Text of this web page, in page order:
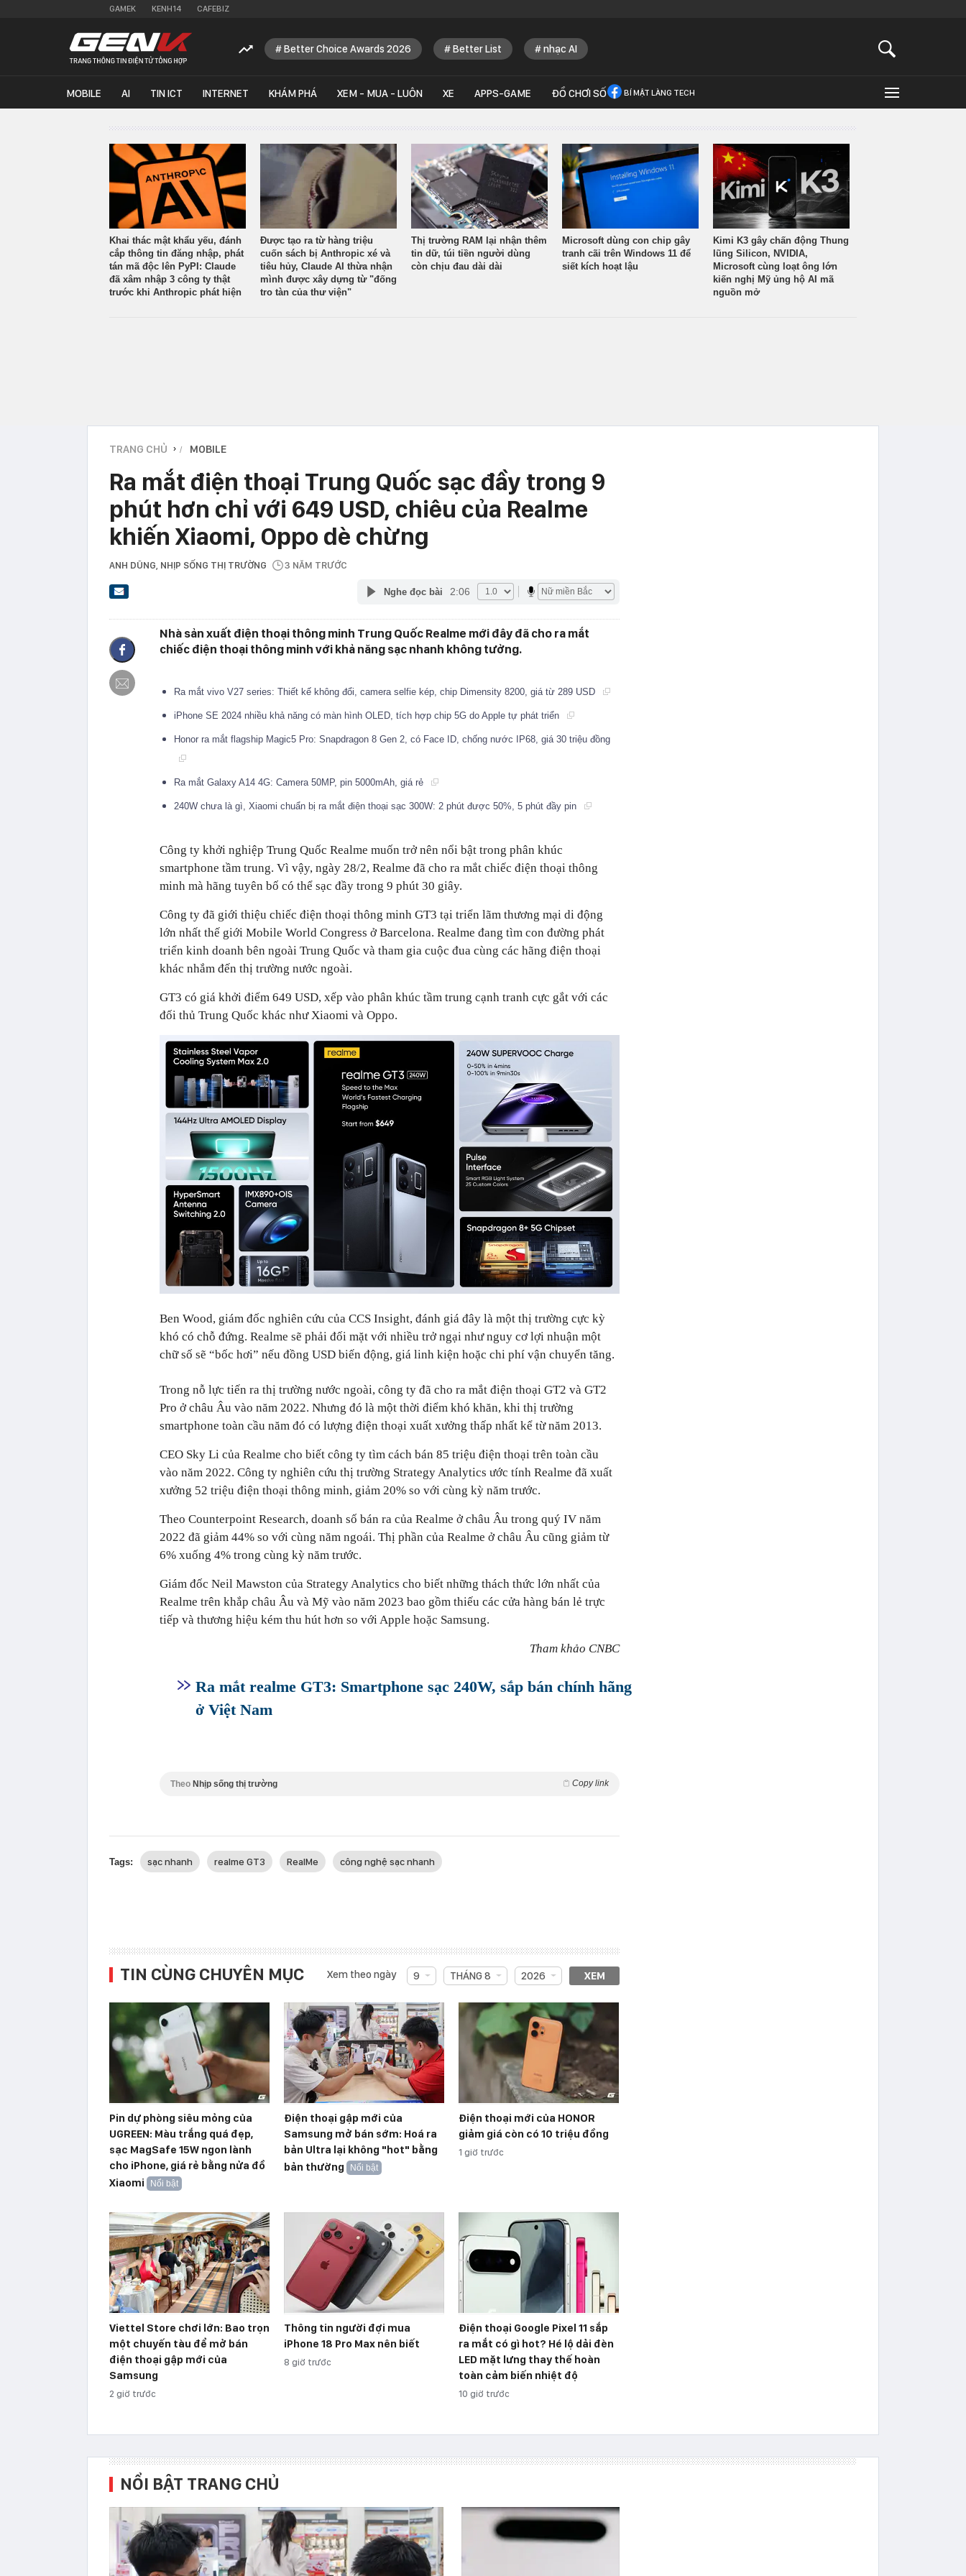
GAMEK KENH14 CAFEBIZ
Better Choice Awards 2026 Better List nhạc AI
MOBILE AI TIN ICT INTERNET KHÁM PHÁ XEM - MUA - LUÔN XE APPS-GAME ĐỒ CHƠI SỐ BÍ MẬT LÀNG TECH
Khai thác mật khẩu yếu, đánh
cắp thông tin đăng nhập, phát
tán mã độc lên PyPI: Claude
đã xâm nhập 3 công ty thật
trước khi Anthropic phát hiện
Được tạo ra từ hàng triệu
cuốn sách bị Anthropic xé và
tiêu hủy, Claude AI thừa nhận
mình được xây dựng từ "đống
tro tàn của thư viện"
Thị trường RAM lại nhận thêm
tin dữ, túi tiền người dùng
còn chịu đau dài dài
Microsoft dùng con chip gây
tranh cãi trên Windows 11 để
siết kích hoạt lậu
Kimi K3 gây chấn động Thung
lũng Silicon, NVIDIA,
Microsoft cùng loạt ông lớn
kiến nghị Mỹ ủng hộ AI mã
nguồn mở
TRANG CHỦ › MOBILE
Ra mắt điện thoại Trung Quốc sạc đầy trong 9
phút hơn chỉ với 649 USD, chiêu của Realme
khiến Xiaomi, Oppo dè chừng
ANH DŨNG , NHỊP SỐNG THỊ TRƯỜNG 3 NĂM TRƯỚC
Nghe đọc bài 2:06
Nhà sản xuất điện thoại thông minh Trung Quốc Realme mới đây đã cho ra mắt
chiếc điện thoại thông minh với khả năng sạc nhanh không tưởng.
Ra mắt vivo V27 series: Thiết kế không đổi, camera selfie kép, chip Dimensity 8200, giá từ 289 USD
iPhone SE 2024 nhiều khả năng có màn hình OLED, tích hợp chip 5G do Apple tự phát triển
Honor ra mắt flagship Magic5 Pro: Snapdragon 8 Gen 2, có Face ID, chống nước IP68, giá 30 triệu đồng
Ra mắt Galaxy A14 4G: Camera 50MP, pin 5000mAh, giá rẻ
240W chưa là gì, Xiaomi chuẩn bị ra mắt điện thoại sạc 300W: 2 phút được 50%, 5 phút đầy pin
Công ty khởi nghiệp Trung Quốc Realme muốn trở nên nổi bật trong phân khúc
smartphone tầm trung. Vì vậy, ngày 28/2, Realme đã cho ra mắt chiếc điện thoại thông
minh mà hãng tuyên bố có thể sạc đầy trong 9 phút 30 giây.
Công ty đã giới thiệu chiếc điện thoại thông minh GT3 tại triển lãm thương mại di động
lớn nhất thế giới Mobile World Congress ở Barcelona. Realme đang tìm con đường phát
triển kinh doanh bên ngoài Trung Quốc và tham gia cuộc đua cùng các hãng điện thoại
khác nhắm đến thị trường nước ngoài.
GT3 có giá khởi điểm 649 USD, xếp vào phân khúc tầm trung cạnh tranh cực gắt với các
đối thủ Trung Quốc khác như Xiaomi và Oppo.
Ben Wood, giám đốc nghiên cứu của CCS Insight, đánh giá đây là một thị trường cực kỳ
khó có chỗ đứng. Realme sẽ phải đối mặt với nhiều trở ngại như nguy cơ lợi nhuận một
chữ số sẽ “bốc hơi” nếu đồng USD biến động, giá linh kiện hoặc chi phí vận chuyển tăng.
Trong nỗ lực tiến ra thị trường nước ngoài, công ty đã cho ra mắt điện thoại GT2 và GT2
Pro ở châu Âu vào năm 2022. Nhưng đó là một thời điểm khó khăn, khi thị trường
smartphone toàn cầu năm đó có lượng điện thoại xuất xưởng thấp nhất kể từ năm 2013.
CEO Sky Li của Realme cho biết công ty tìm cách bán 85 triệu điện thoại trên toàn cầu
vào năm 2022. Công ty nghiên cứu thị trường Strategy Analytics ước tính Realme đã xuất
xưởng 52 triệu điện thoại thông minh, giảm 20% so với cùng kỳ năm trước.
Theo Counterpoint Research, doanh số bán ra của Realme ở châu Âu trong quý IV năm
2022 đã giảm 44% so với cùng năm ngoái. Thị phần của Realme ở châu Âu cũng giảm từ
6% xuống 4% trong cùng kỳ năm trước.
Giám đốc Neil Mawston của Strategy Analytics cho biết những thách thức lớn nhất của
Realme trên khắp châu Âu và Mỹ vào năm 2023 bao gồm thiếu các cửa hàng bán lẻ trực
tiếp và thương hiệu kém thu hút hơn so với Apple hoặc Samsung.
Tham khảo CNBC
Ra mắt realme GT3: Smartphone sạc 240W, sắp bán chính hãng
ở Việt Nam
Theo Nhịp sống thị trường Copy link
Tags: sạc nhanh realme GT3 RealMe công nghệ sạc nhanh
TIN CÙNG CHUYÊN MỤC Xem theo ngày 9 THÁNG 8 2026 XEM
Pin dự phòng siêu mỏng của
UGREEN: Màu trắng quá đẹp,
sạc MagSafe 15W ngon lành
cho iPhone, giá rẻ bằng nửa đồ
Xiaomi
Nổi bật
Điện thoại gập mới của
Samsung mở bán sớm: Hoá ra
bản Ultra lại không "hot" bằng
bản thường
Nổi bật
Điện thoại mới của HONOR
giảm giá còn có 10 triệu đồng
1 giờ trước
Viettel Store chơi lớn: Bao trọn
một chuyến tàu để mở bán
điện thoại gập mới của
Samsung
2 giờ trước
Thông tin người đợi mua
iPhone 18 Pro Max nên biết
8 giờ trước
Điện thoại Google Pixel 11 sắp
ra mắt có gì hot? Hé lộ dải đèn
LED mặt lưng thay thế hoàn
toàn cảm biến nhiệt độ
10 giờ trước
NỔI BẬT TRANG CHỦ